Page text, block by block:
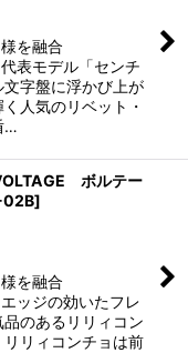
を融合
表モデル「センチ
字盤に浮かび上が
人気のリベット・
…
ボルテー
]
を融合
ッジの効いたフレ
のあるリリィコン
リィコンチョは前